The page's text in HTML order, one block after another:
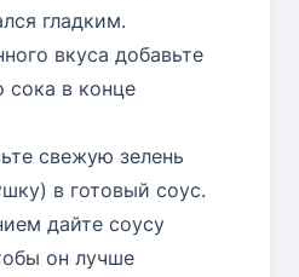
гладким.
вкуса добавьте
сока в конце
свежую зелень
в готовый соус.
дайте соусу
он лучше